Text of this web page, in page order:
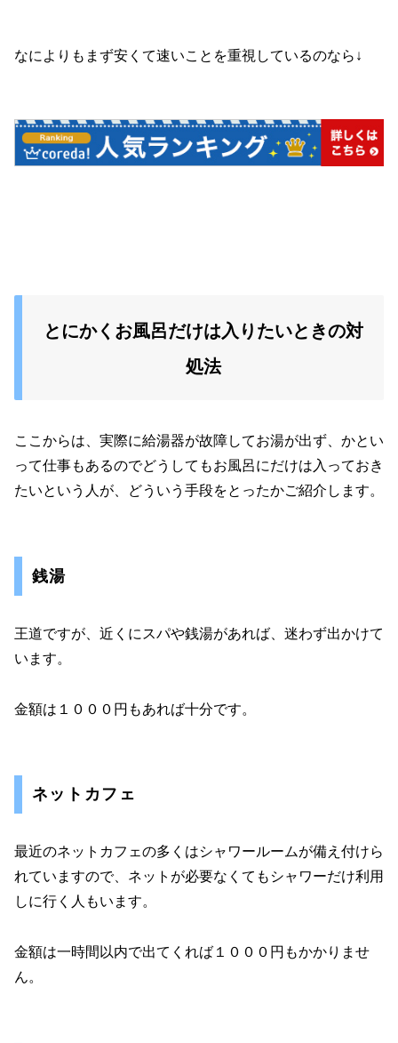
なによりもまず安くて速いことを重視しているのなら↓
とにかくお風呂だけは入りたいときの対
処法
ここからは、実際に給湯器が故障してお湯が出ず、かとい
って仕事もあるのでどうしてもお風呂にだけは入っておき
たいという人が、どういう手段をとったかご紹介します。
銭湯
王道ですが、近くにスパや銭湯があれば、迷わず出かけて
います。
金額は１０００円もあれば十分です。
ネットカフェ
最近のネットカフェの多くはシャワールームが備え付けら
れていますので、ネットが必要なくてもシャワーだけ利用
しに行く人もいます。
金額は一時間以内で出てくれば１０００円もかかりませ
ん。